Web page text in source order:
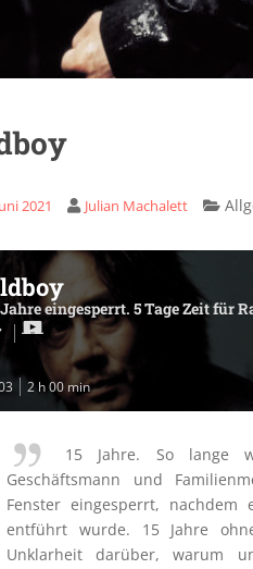
2021 Julian Machalett
Jahre eingesperrt. 5 Tage Zeit für
2 h 00 min
15 Jahre. So lange
Geschäftsmann und
Fenster eingesperrt,
entführt wurde. 15 Jahre
Unklarheit darüber, warum